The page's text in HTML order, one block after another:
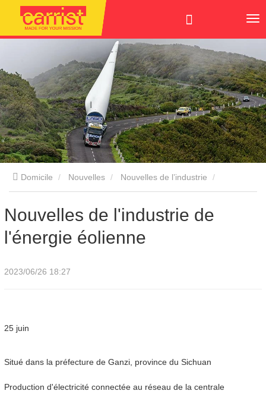
Domicile Nouvelles Nouvelles de l’industrie
Nouvelles de l'industrie de
l'énergie éolienne
2023/06/26 18:27
25 juin
Situé dans la préfecture de Ganzi, province du Sichuan
Production d'électricité connectée au réseau de la centrale